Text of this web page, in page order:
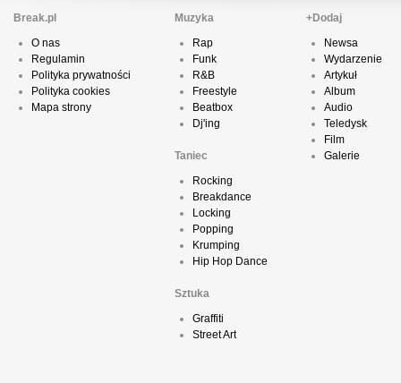
Break.pl
O nas
Regulamin
Polityka prywatności
Polityka cookies
Mapa strony
Muzyka
Rap
Funk
R&B
Freestyle
Beatbox
Dj'ing
Taniec
Rocking
Breakdance
Locking
Popping
Krumping
Hip Hop Dance
Sztuka
Graffiti
Street Art
+Dodaj
Newsa
Wydarzenie
Artykuł
Album
Audio
Teledysk
Film
Galerie